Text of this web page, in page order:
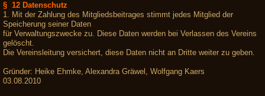
§ 12 Datenschutz
1. Mit der Zahlung des Mitgliedsbeitrages stimmt jedes Mitglied der
Speicherung seiner Daten
für Verwaltungszwecke zu. Diese Daten werden bei Verlassen des Vereins
gelöscht.
Die Vereinsleitung versichert, diese Daten nicht an Dritte weiter zu geben.
Gründer: Heike Ehmke, Alexandra Gräwel, Wolfgang Kaers
03.08.2010